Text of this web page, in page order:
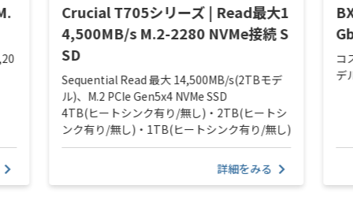
Crucial T705シリーズ | Read最大1
4,500MB/s M.2-2280 NVMe接続 S
SD
Sequential Read 最大 14,500MB/s(2TBモデ
ル)、M.2 PCIe Gen5x4 NVMe SSD
4TB(ヒートシンク有り/無し)・2TB(ヒートシ
ンク有り/無し)・1TB(ヒートシンク有り/無し)
詳細をみる
コ
デ